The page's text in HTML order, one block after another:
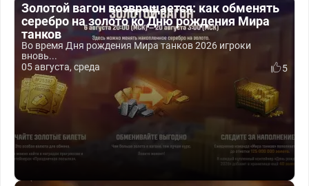
Золотой вагон возвращается: как обменять
серебро на золото ко Дню рождения Мира
танков
Во время Дня рождения Мира танков 2026 игроки
вновь...
05 августа, среда
5